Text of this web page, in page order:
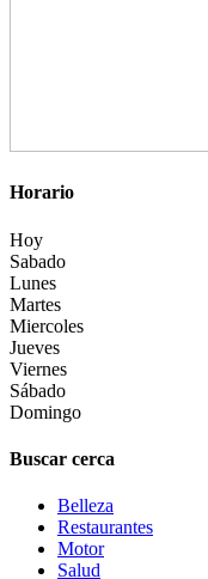
Horario
Hoy
Sabado
Lunes
Martes
Miercoles
Jueves
Viernes
Sábado
Domingo
Buscar cerca
Belleza
Restaurantes
Motor
Salud